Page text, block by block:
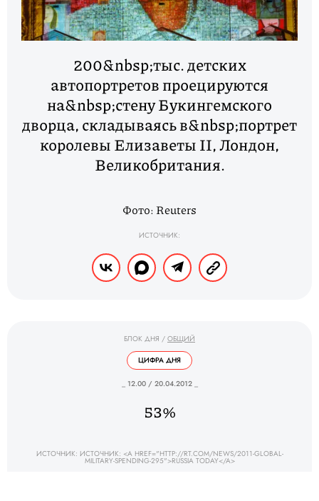
200&nbsp;тыс. детских
автопортретов проецируются
на&nbsp;стену Букингемского
дворца, складываясь в&nbsp;портрет
королевы Елизаветы II, Лондон,
Великобритания.
Фото: Reuters
ИСТОЧНИК:
БЛОК ДНЯ / ОБЩИЙ
ЦИФРА ДНЯ
_ 12.00 / 20.04.2012 _
53%
ИСТОЧНИК: ИСТОЧНИК: <A HREF="HTTP://RT.COM/NEWS/2011-GLOBAL-
MILITARY-SPENDING-295">RUSSIA TODAY</A>